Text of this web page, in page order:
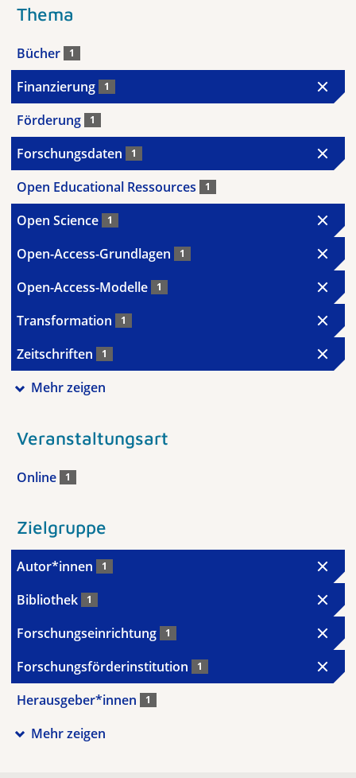
Thema
Bücher 1
Finanzierung 1
Förderung 1
Forschungsdaten 1
Open Educational Ressources 1
Open Science 1
Open-Access-Grundlagen 1
Open-Access-Modelle 1
Transformation 1
Zeitschriften 1
Mehr zeigen
Veranstaltungsart
Online 1
Zielgruppe
Autor*innen 1
Bibliothek 1
Forschungseinrichtung 1
Forschungsförderinstitution 1
Herausgeber*innen 1
Mehr zeigen